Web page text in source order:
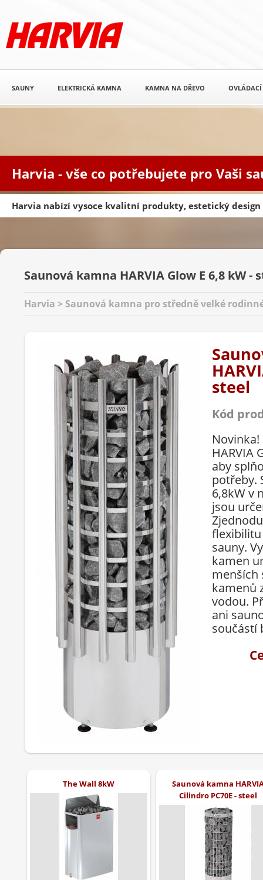
Harvia - vše co potřebujete pro Vaši
Harvia nabízí vysoce kvalitní produkty, estetický design
SAUNY ELEKTRICKÁ KAMNA KAMNA NA DŘEVO OVLÁDACÍ
Saunová kamna HARVIA Glow E 6,8 kW -
Harvia > Saunová kamna pro středně velké
steel
Kód
HARVIA
aby
potřeby.
6,8kW v
jsou
sauny.
kamen
menších
kamenů
vodou.
ani
součástí
The Wall 8kW
Saunová kamna
Cilindro PC70E - steel